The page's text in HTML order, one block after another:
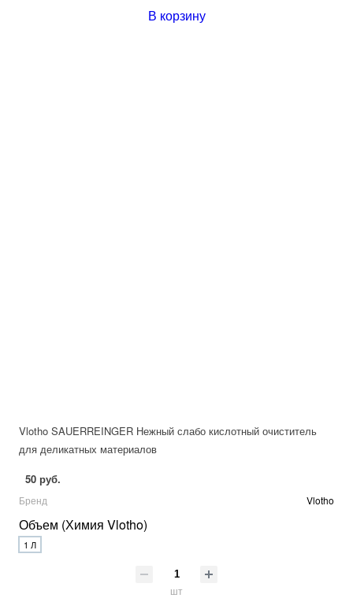
В корзину
Vlotho SAUERREINGER Нежный слабо кислотный очиститель
для деликатных материалов
50 руб.
Бренд Vlotho
Объем (Химия Vlotho)
1 Л
шт